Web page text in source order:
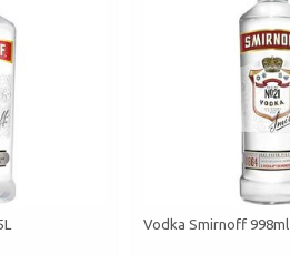
Vodka Smirnoff 998ml